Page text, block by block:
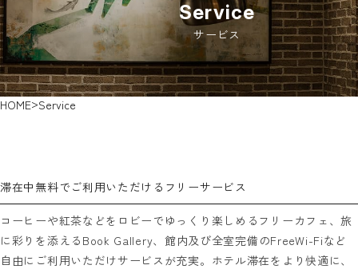
Service
サービス
HOME>Service
滞在中無料でご利用いただけるフリーサービス
コーヒーや紅茶などをロビーでゆっくり楽しめるフリーカフェ、旅
に彩りを添えるBook Gallery、館内及び全室完備のFreeWi-Fiなど
自由にご利用いただけサービスが充実。ホテル滞在をより快適に、